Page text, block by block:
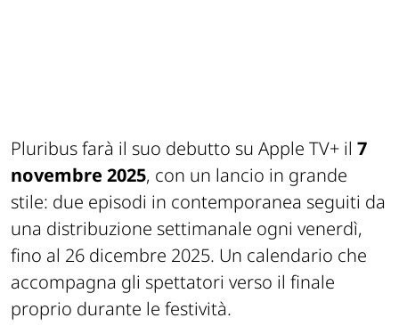
Pluribus farà il suo debutto su Apple TV+ il 7
novembre 2025, con un lancio in grande
stile: due episodi in contemporanea seguiti da
una distribuzione settimanale ogni venerdì,
fino al 26 dicembre 2025. Un calendario che
accompagna gli spettatori verso il finale
proprio durante le festività.